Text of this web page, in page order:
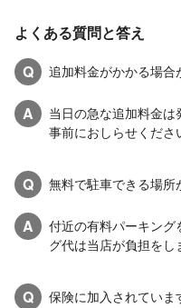
よくある質問と答え
Q
追加料金がかかる場合
A
当日の急な追加料金
事前におしらせくださ
Q 無料で駐車できる場所
A
付近の有料パーキン
グ代は当店が負担をし
Q 保険に加入されていま